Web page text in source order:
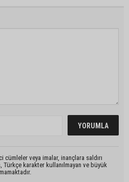
veya imalar, inançlara saldırı
Türkçe karakter kullanılmayan ve büyük